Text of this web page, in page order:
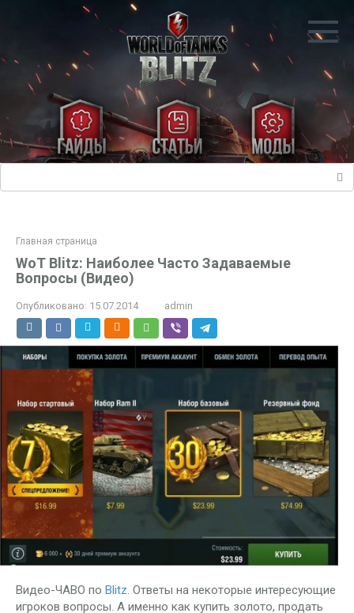
Главная страница
WoT Blitz: Наиболее Часто Задаваемые
Вопросы (Видео)
Опубликовано: 15.07.2014 admin
Видео-ЧАВО по Blitz. Ответы на некоторые интересующие
игроков вопросы. А именно как купить золото, продать